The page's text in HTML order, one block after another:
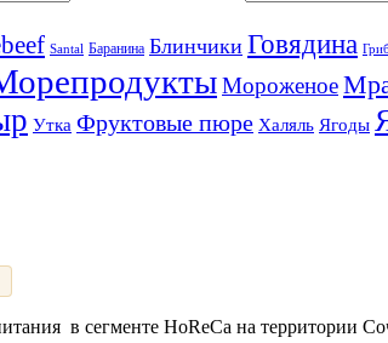
Santal Баранина Блинчики Говядина
Мороженое
Утка Фруктовые пюре Халяль Ягоды
в сегменте HoReCa на территории